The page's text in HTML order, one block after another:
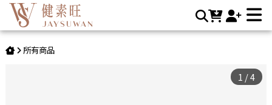
CICA積雪草胞外體緊緻保濕亮白面膜 (5片/盒) | JAYSUWAN健
所有商品
1 /4